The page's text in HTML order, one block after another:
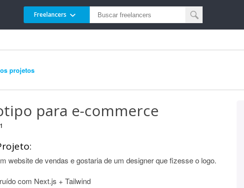
Freelancers
projetos
para e-commerce
website de vendas e gostaria de um designer que fizesse o logo.
com Next.js + Tailwind